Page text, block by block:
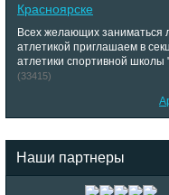
Красноярске
Всех желающих заниматься
атлетикой приглашаем в
атлетики спортивной школы
(33415)
Наши партнеры